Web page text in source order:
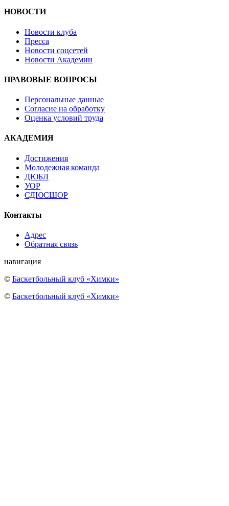
НОВОСТИ
Новости клуба
Пресса
Новости соцсетей
Новости Академии
ПРАВОВЫЕ ВОПРОСЫ
Персональные данные
Согласие на обработку
Оценка условий труда
АКАДЕМИЯ
Достижения
Молодежная команда
ДЮБЛ
УОР
СДЮСШОР
Контакты
Адрес
Обратная связь
навигация
© Баскетбольный клуб «Химки»
© Баскетбольный клуб «Химки»